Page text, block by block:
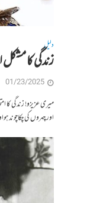
دلیل
زندگی کا
01/23/2025
میری عزیزو! زندگی
اور چہروں کی چکاچوند